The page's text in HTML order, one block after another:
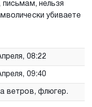
письмам, нельзя
убиваете
08:22
09:40
ветров, флюгер.